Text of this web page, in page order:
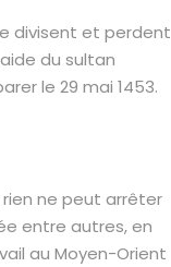
divisent et perdent
du sultan
le 29 mai 1453.
ne peut arrêter
entre autres, en
au Moyen-Orient